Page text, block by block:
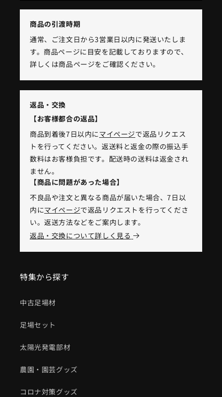
商品の引渡時期
通常、ご注文日から3営業日以内に発送いたしま
す。商品ページに目安を記載しておりますので、
詳しくは商品ページをご確認ください。
返品・交換
【お客様都合の返品】
商品到着後7日以内にマイページで返品リクエス
トを行ってください。返送料と返金の際の振込手
数料はお客様負担です。配送時の送料は返金され
ません。
【商品に問題があった場合】
不良品や注文と異なる商品が届いた場合、7日以
内にマイページで返品リクエストを行ってくださ
い。返送方法などをご案内します。
返品・交換について詳しく見る
特集から探す
中古足場材
足場セット
太陽光発電部材
農園・園芸グッズ
コロナ対策グッズ